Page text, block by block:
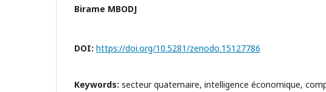
Birame MBODJ
DOI: https://doi.org/10.5281/zenodo.15127786
Keywords: secteur quaternaire, intelligence économique,